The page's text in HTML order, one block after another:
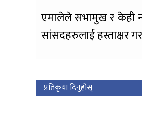
एमालेले सभामुख र केही
सांसदहरुलाई हस्ताक्षर
प्रतिकृया दिनुहोस्